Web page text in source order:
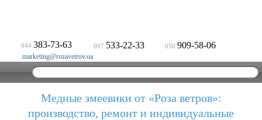
044 383-73-63 097 533-22-33 050 909-58-06
marketing@rozavetrov.ua
Медные змеевики от «Роза ветров»:
производство, ремонт и индивидуальные